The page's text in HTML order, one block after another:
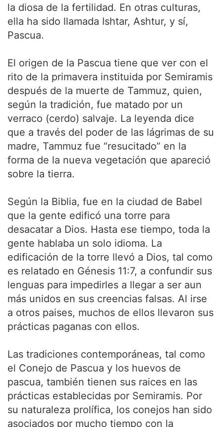
la diosa de la fertilidad. En otras culturas,
ella ha sido llamada Ishtar, Ashtur, y sí,
Pascua.
El origen de la Pascua tiene que ver con el
rito de la primavera instituida por Semiramis
después de la muerte de Tammuz, quien,
según la tradición, fue matado por un
verraco (cerdo) salvaje. La leyenda dice
que a través del poder de las lágrimas de su
madre, Tammuz fue “resucitado” en la
forma de la nueva vegetación que apareció
sobre la tierra.
Según la Biblia, fue en la ciudad de Babel
que la gente edificó una torre para
desacatar a Dios. Hasta ese tiempo, toda la
gente hablaba un solo idioma. La
edificación de la torre llevó a Dios, tal como
es relatado en Génesis 11:7, a confundir sus
lenguas para impedirles a llegar a ser aun
más unidos en sus creencias falsas. Al irse
a otros paises, muchos de ellos llevaron sus
prácticas paganas con ellos.
Las tradiciones contemporáneas, tal como
el Conejo de Pascua y los huevos de
pascua, también tienen sus raices en las
prácticas establecidas por Semiramis. Por
su naturaleza prolífica, los conejos han sido
asociados por mucho tiempo con la